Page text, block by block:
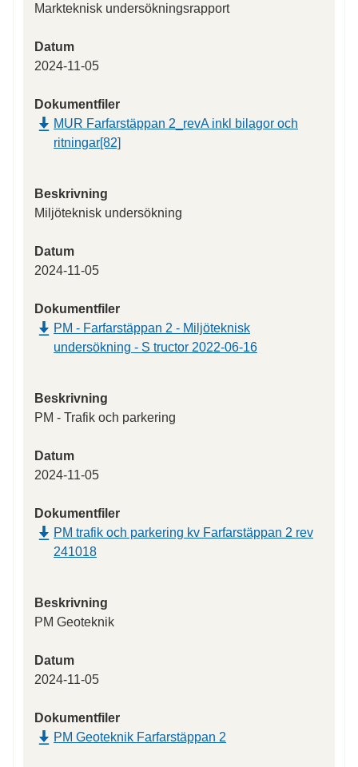
Markteknisk undersökningsrapport
Datum
2024-11-05
Dokumentfiler
MUR Farfarstäppan 2_revA inkl bilagor och
ritningar[82]
Beskrivning
Miljöteknisk undersökning
Datum
2024-11-05
Dokumentfiler
PM - Farfarstäppan 2 - Miljöteknisk
undersökning - S tructor 2022-06-16
Beskrivning
PM - Trafik och parkering
Datum
2024-11-05
Dokumentfiler
PM trafik och parkering kv Farfarstäppan 2 rev
241018
Beskrivning
PM Geoteknik
Datum
2024-11-05
Dokumentfiler
PM Geoteknik Farfarstäppan 2